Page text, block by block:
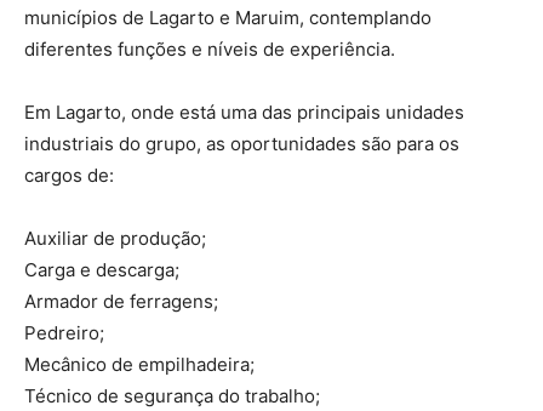
municípios de Lagarto e Maruim, contemplando
diferentes funções e níveis de experiência.
Em Lagarto, onde está uma das principais unidades
industriais do grupo, as oportunidades são para os
cargos de:
Auxiliar de produção;
Carga e descarga;
Armador de ferragens;
Pedreiro;
Mecânico de empilhadeira;
Técnico de segurança do trabalho;